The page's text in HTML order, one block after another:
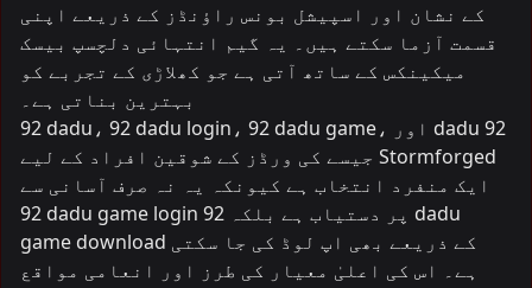
کے نشان اور اسپیشل بونس راؤنڈز کے ذریعے اپنی
قسمت آزما سکتے ہیں۔ یہ گیم انتہائی دلچسپ بیسک
میکینکس کے ساتھ آتی ہے جو کھلاڑی کے تجربے کو
بہترین بناتی ہے۔
92 dadu، 92 dadu login، 92 dadu game، اور dadu 92
جیسے کی ورڈز کے شوقین افراد کے لیے Stormforged
ایک منفرد انتخاب ہے کیونکہ یہ نہ صرف آسانی سے
92 dadu game login پر دستیاب ہے بلکہ 92 dadu
game download کے ذریعے بھی اپ لوڈ کی جا سکتی
ہے۔ اس کی اعلیٰ معیار کی طرز اور انعامی مواقع